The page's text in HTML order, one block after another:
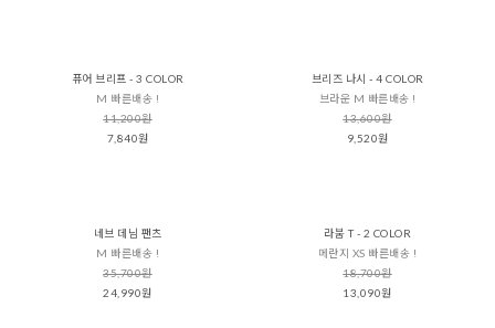
퓨어 브리프 - 3 COLOR
M 빠른배송 !
11,200원
7,840원
브리즈 나시 - 4 COLOR
브라운 M 빠른배송 !
13,600원
9,520원
네브 데님 팬츠
M 빠른배송 !
35,700원
24,990원
라붐 T - 2 COLOR
메란지 XS 빠른배송 !
18,700원
13,090원